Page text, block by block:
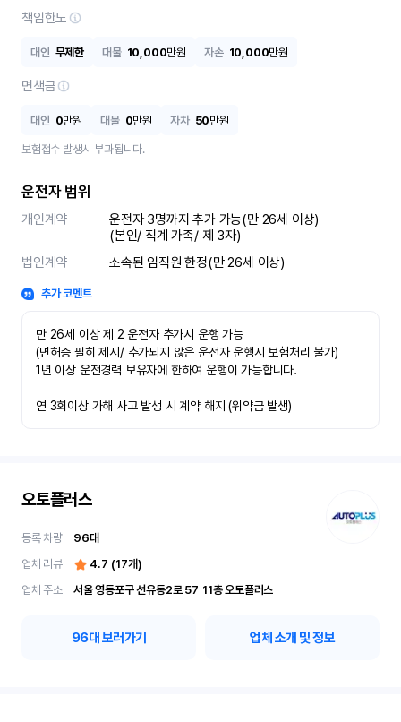
책임한도
대인 무제한 대물 10,000만원 자손 10,000만원
면책금
대인 0만원 대물 0만원 자차 50만원
보험접수 발생시 부과됩니다.
운전자 범위
개인계약
운전자 3명까지 추가 가능(만 26세 이상)
(본인/ 직계 가족/ 제 3자)
법인계약
소속된 임직원 한정(만 26세 이상)
추가 코멘트
만 26세 이상 제 2 운전자 추가시 운행 가능
(면허증 필히 제시/ 추가되지 않은 운전자 운행시 보험처리 불가)
1년 이상 운전경력 보유자에 한하여 운행이 가능합니다.
연 3회이상 가해 사고 발생 시 계약 해지 (위약금 발생)
오토플러스
등록 차량 96대
업체 리뷰
4.7 (17개)
업체 주소
서울 영등포구 선유동2로 57	11층 오토플러스
96대 보러가기 업체 소개 및 정보